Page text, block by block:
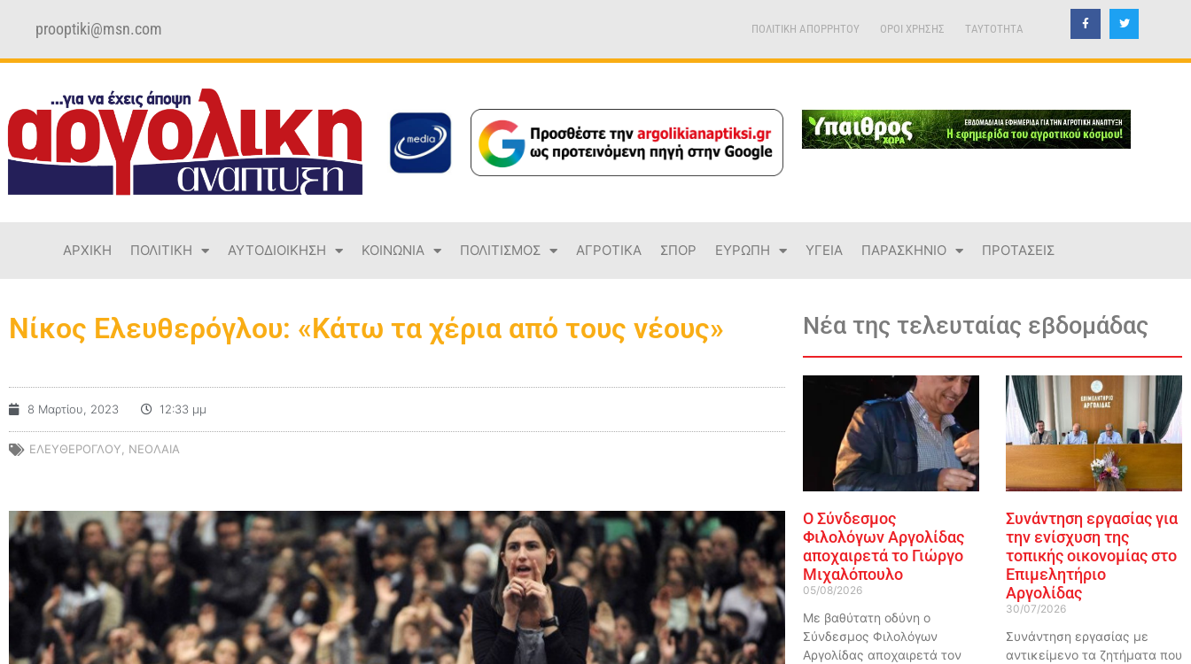
prooptiki@msn.com ΠΟΛΙΤΙΚΗ ΑΠΟΡΡΗΤΟΥ ΟΡΟΙ ΧΡΗΣΗΣ TAYTOTHTA
ΑΡΧΙΚΗ ΠΟΛΙΤΙΚΗ ΑΥΤΟΔΙΟΙΚΗΣΗ ΚΟΙΝΩΝΙΑ ΠΟΛΙΤΙΣΜΟΣ ΑΓΡΟΤΙΚΑ ΣΠΟΡ ΕΥΡΩΠΗ ΥΓΕΙΑ ΠΑΡΑΣΚΗΝΙΟ ΠΡΟΤΑΣΕΙΣ
Νίκος Ελευθερόγλου: «Κάτω τα χέρια από τους νέους»
8 Μαρτίου, 2023 12:33 μμ
ΕΛΕΥΘΕΡΟΓΛΟΥ ΝΕΟΛΑΙΑ
Νέα της τελευταίας εβδομάδας
Ο Σύνδεσμος
Φιλολόγων Αργολίδας
αποχαιρετά το Γιώργο
Μιχαλόπουλο
05/08/2026
Με βαθύτατη οδύνη ο
Σύνδεσμος Φιλολόγων
Αργολίδας αποχαιρετά τον
Συνάντηση εργασίας για
την ενίσχυση της
τοπικής οικονομίας στο
Επιμελητήριο
Αργολίδας
30/07/2026
Συνάντηση εργασίας με
αντικείμενο τα ζητήματα που